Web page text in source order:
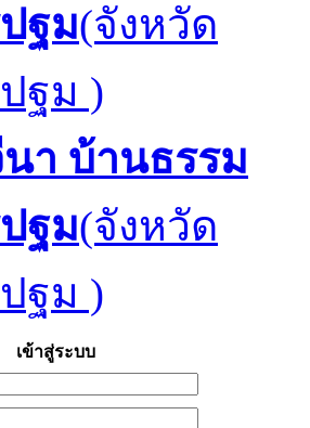
ฐม(จังหวัด
ฐม )
า บ้านธรรม
ฐม(จังหวัด
ฐม )
เข้าสู่ระบบ